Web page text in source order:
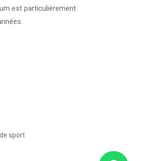
est particulièrement
sport